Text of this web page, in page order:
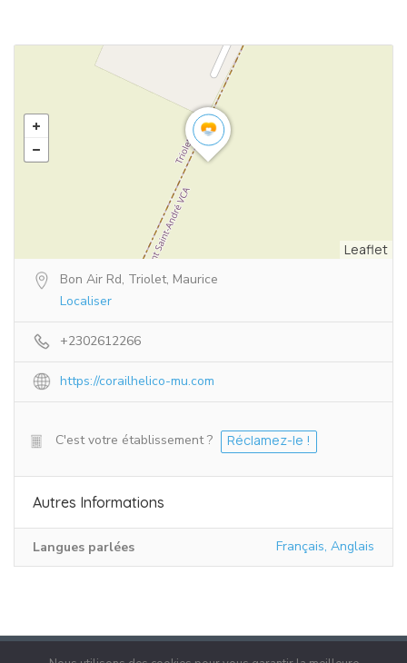
Leaflet
Bon Air Rd, Triolet, Maurice
Localiser
+2302612266
https://corailhelico-mu.com
C'est votre établissement ? Réclamez-le !
Autres Informations
Langues parlées Français, Anglais